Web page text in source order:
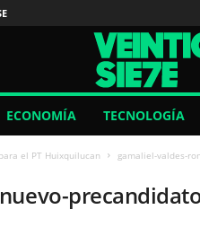
ECONOMÍA TECNOLOGÍA
el PT Huixquilucan
gamaliel-valdes-